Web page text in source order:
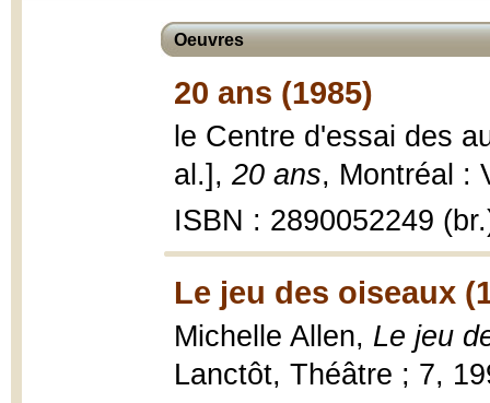
Oeuvres
20 ans (1985)
le Centre d'essai des
al.], 20 ans, Montréal :
ISBN : 2890052249
Le jeu des oiseaux
Michelle Allen, Le jeu
Lanctôt, Théâtre ; 7,